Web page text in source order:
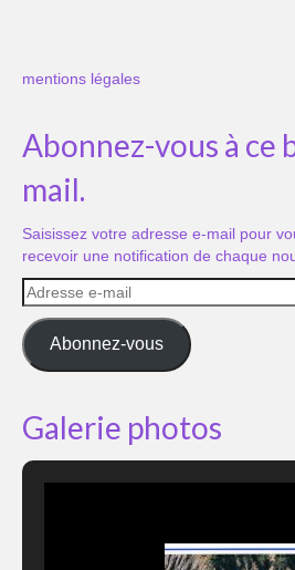
mentions légales
Abonnez-vous à ce
mail.
Saisissez votre adresse e-mail pour
recevoir une notification de chaque
Adresse
e-
mail
Abonnez-vous
Galerie photos